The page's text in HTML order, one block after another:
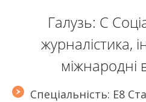
Галузь: С
журналістика,
міжнародні
Спеціальність: Е8